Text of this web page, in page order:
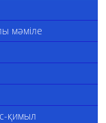
мәміле
қимыл